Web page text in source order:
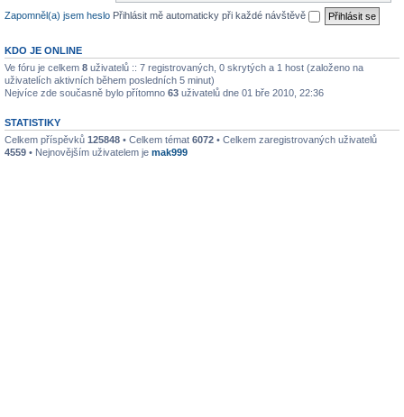
Zapomněl(a) jsem heslo Přihlásit mě automaticky při každé návštěvě
KDO JE ONLINE
Ve fóru je celkem 8 uživatelů :: 7 registrovaných, 0 skrytých a 1 host (založeno na
uživatelích aktivních během posledních 5 minut)
Nejvíce zde současně bylo přítomno 63 uživatelů dne 01 bře 2010, 22:36
STATISTIKY
Celkem příspěvků 125848 • Celkem témat 6072 • Celkem zaregistrovaných uživatelů
4559 • Nejnovějším uživatelem je mak999